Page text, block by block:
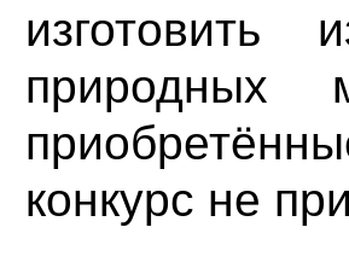
природных
конкурс не